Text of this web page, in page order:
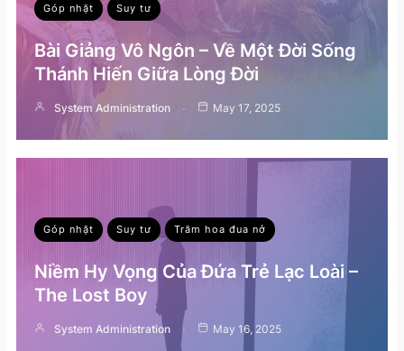
Góp nhặt Suy tư
Bài Giảng Vô Ngôn – Về Một Đời Sống
Thánh Hiến Giữa Lòng Đời
System Administration May 17, 2025
Góp nhặt Suy tư Trăm hoa đua nở
Niềm Hy Vọng Của Đứa Trẻ Lạc Loài –
The Lost Boy
System Administration May 16, 2025